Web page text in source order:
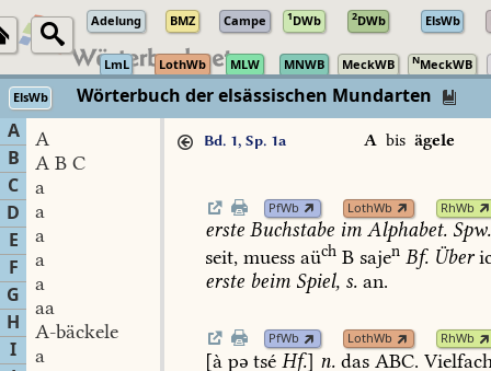
Adelung BMZ Campe 1DWb 2DWb ElsWb
LmL LothWb MLW MNWB MeckWB NMeckWB
ElsWb
Wörterbuch der elsässischen Mundarten
A
B
C
D
E
F
G
H
I
A
A B C
a
a
a
a
a
aa
A-bäckele
a
Bd. 1, Sp. 1a Abis ägele
PfWb LothWb RhWb
erste Buchstabe im Alphabet. Spw.
seit, muess aüch B sajen Bf. Über
erste beim Spiel, s. an.
PfWb LothWb RhWb
[à pə tsé Hf.] n. das ABC.